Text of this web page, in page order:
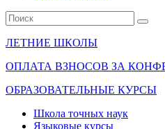
ЛЕТНИЕ ШКОЛЫ
ОПЛАТА ВЗНОСОВ ЗА
ОБРАЗОВАТЕЛЬНЫЕ КУРСЫ
Школа точных наук
Языковые курсы